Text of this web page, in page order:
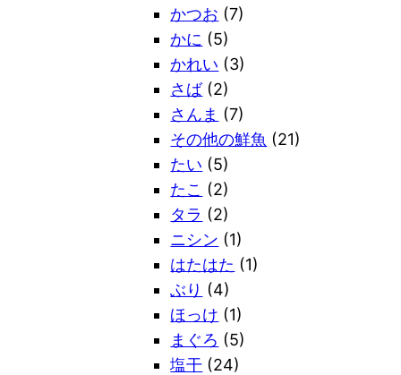
かつお (7)
かに (5)
かれい (3)
さば(2)
さんま (7)
その他の鮮魚 (21)
たい (5)
たこ (2)
タラ (2)
ニシン (1)
はたはた (1)
ぶり (4)
ほっけ (1)
まぐろ (5)
塩干 (24)